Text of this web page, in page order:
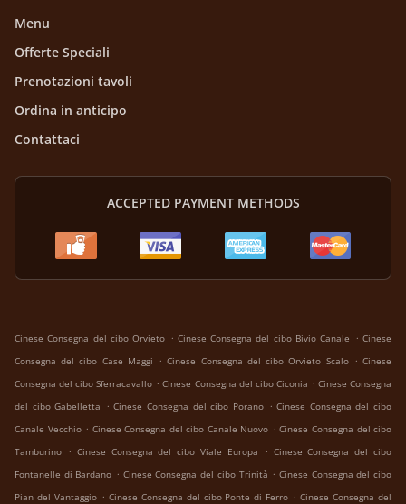
Menu
Offerte Speciali
Prenotazioni tavoli
Ordina in anticipo
Contattaci
ACCEPTED PAYMENT METHODS
Cinese Consegna del cibo Orvieto . Cinese Consegna del cibo Bivio Canale . Cinese
Consegna del cibo Case Maggi . Cinese Consegna del cibo Orvieto Scalo . Cinese
Consegna del cibo Sferracavallo . Cinese Consegna del cibo Ciconia . Cinese Consegna
del cibo Gabelletta . Cinese Consegna del cibo Porano . Cinese Consegna del cibo
Canale Vecchio . Cinese Consegna del cibo Canale Nuovo . Cinese Consegna del cibo
Tamburino . Cinese Consegna del cibo Viale Europa . Cinese Consegna del cibo
Fontanelle di Bardano . Cinese Consegna del cibo Trinità . Cinese Consegna del cibo
Pian del Vantaggio . Cinese Consegna del cibo Ponte di Ferro . Cinese Consegna del